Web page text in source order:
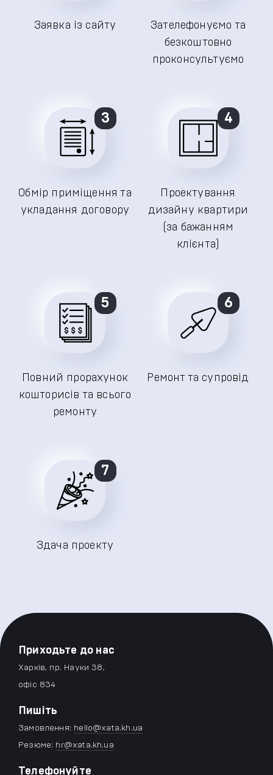
Заявка із сайту
Зателефонуємо та
безкоштовно
проконсультуємо
3
Обмір приміщення та
укладання договору
4
Проектування
дизайну квартири
(за бажанням
клієнта)
5
Повний прорахунок
кошторисів та всього
ремонту
6
Ремонт та супровід
7
Здача проекту
Приходьте до нас
Харків, пр. Науки 38,
офіс 834
Пишіть
Замовлення: hello@xata.kh.ua
Резюме: hr@xata.kh.ua
Телефонуйте